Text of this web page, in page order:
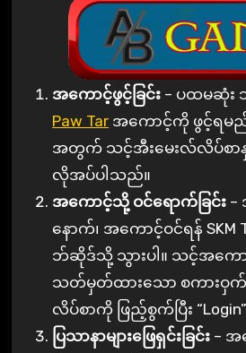
အကောင့်ဖွင့်ခြင်း – ပထမဆုံး
Paw Tar အကောင့်ကို ဖွင့်ရမည်
အတွက် သင့်အီးမေးလ်လိပ်စာ
လိုအပ်ပါသည်။
အကောင့်သို့ ဝင်ရောက်ခြင်း –
နောက်၊ အကောင့်ဝင်ရန် SKM
ဘ်ဆိုဒ်သို့ သွားပါ။ သင့်အက
သတ်မှတ်ထားသော စကားဝှက်
လိပ်စာကို ဖြည့်စွက်ပြီး
ပြသာနာများဖြေရှင်းခြင်း – အ